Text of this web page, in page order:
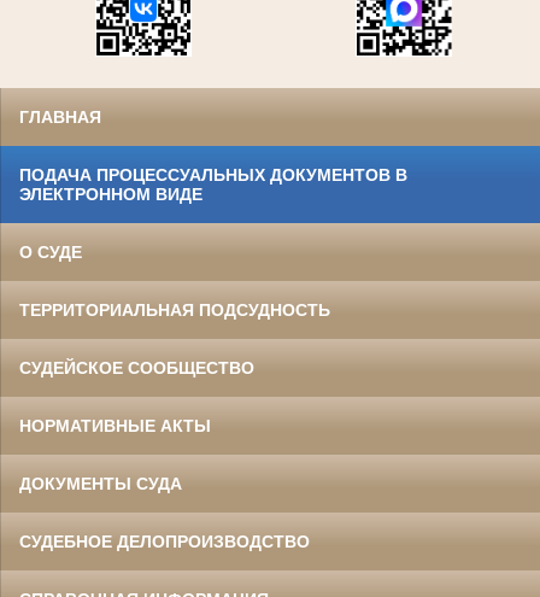
ГЛАВНАЯ
ПОДАЧА ПРОЦЕССУАЛЬНЫХ ДОКУМЕНТОВ В
ЭЛЕКТРОННОМ ВИДЕ
О СУДЕ
ТЕРРИТОРИАЛЬНАЯ ПОДСУДНОСТЬ
СУДЕЙСКОЕ СООБЩЕСТВО
НОРМАТИВНЫЕ АКТЫ
ДОКУМЕНТЫ СУДА
СУДЕБНОЕ ДЕЛОПРОИЗВОДСТВО